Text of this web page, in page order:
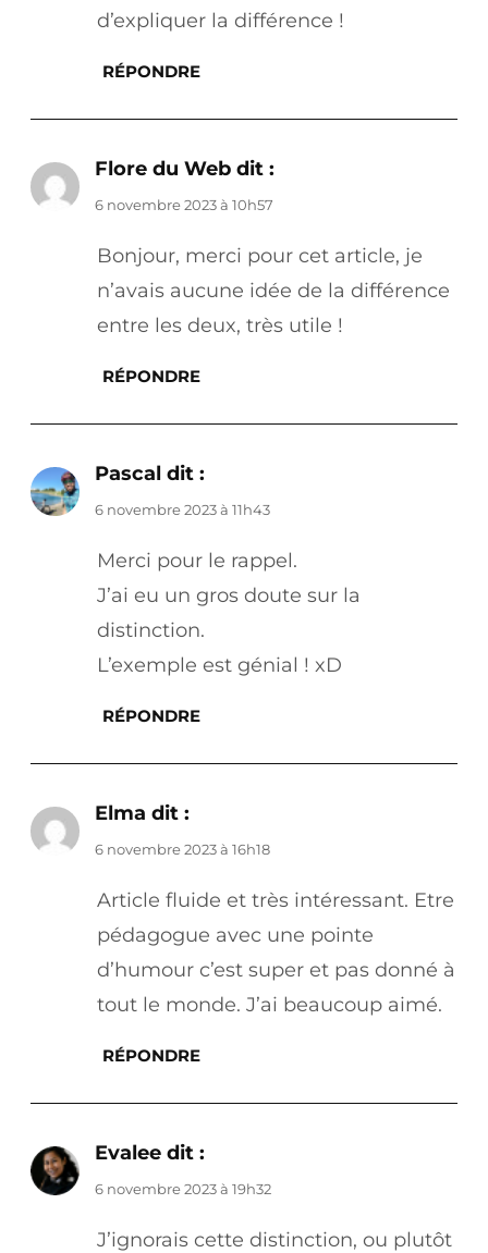
d’expliquer la différence !
RÉPONDRE
Flore du Web dit :
6 novembre 2023 à 10h57
Bonjour, merci pour cet article, je
n’avais aucune idée de la différence
entre les deux, très utile !
RÉPONDRE
Pascal dit :
6 novembre 2023 à 11h43
Merci pour le rappel.
J’ai eu un gros doute sur la
distinction.
L’exemple est génial ! xD
RÉPONDRE
Elma dit :
6 novembre 2023 à 16h18
Article fluide et très intéressant. Etre
pédagogue avec une pointe
d’humour c’est super et pas donné à
tout le monde. J’ai beaucoup aimé.
RÉPONDRE
Evalee dit :
6 novembre 2023 à 19h32
J’ignorais cette distinction, ou plutôt